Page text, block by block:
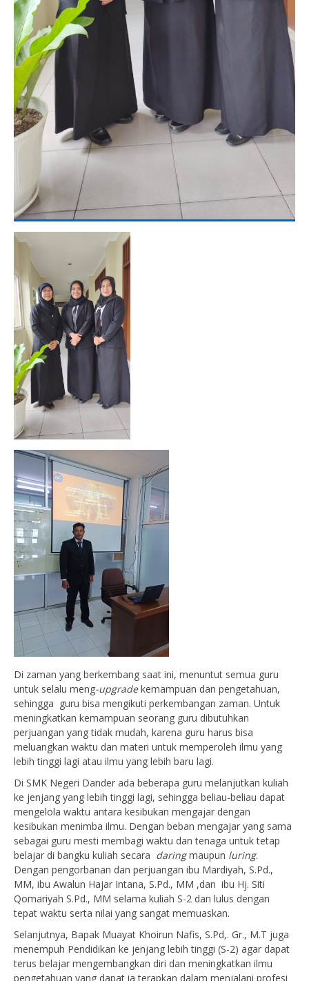
Di zaman yang berkembang saat ini, menuntut semua guru
untuk selalu meng-upgradekemampuan dan pengetahuan,
sehingga guru bisa mengikuti perkembangan zaman. Untuk
meningkatkan kemampuan seorang guru dibutuhkan
perjuangan yang tidak mudah, karena guru harus bisa
meluangkan waktu dan materi untuk memperoleh ilmu yang
lebih tinggi lagi atau ilmu yang lebih baru lagi.
Di SMK Negeri Dander ada beberapa guru melanjutkan kuliah
ke jenjang yang lebih tinggi lagi, sehingga beliau-beliau dapat
mengelola waktu antara kesibukan mengajar dengan
kesibukan menimba ilmu. Dengan beban mengajar yang sama
sebagai guru mesti membagi waktu dan tenaga untuk tetap
belajar di bangku kuliah secara daringmaupun luring.
Dengan pengorbanan dan perjuangan ibu Mardiyah, S.Pd.,
MM, ibu Awalun Hajar Intana, S.Pd., MM ,dan ibu Hj. Siti
Qomariyah S.Pd., MM selama kuliah S-2 dan lulus dengan
tepat waktu serta nilai yang sangat memuaskan.
Selanjutnya, Bapak Muayat Khoirun Nafis, S.Pd,. Gr., M.T juga
menempuh Pendidikan ke jenjang lebih tinggi (S-2) agar dapat
terus belajar mengembangkan diri dan meningkatkan ilmu
pengetahuan yang dapat ia terapkan dalam menjalani profesi